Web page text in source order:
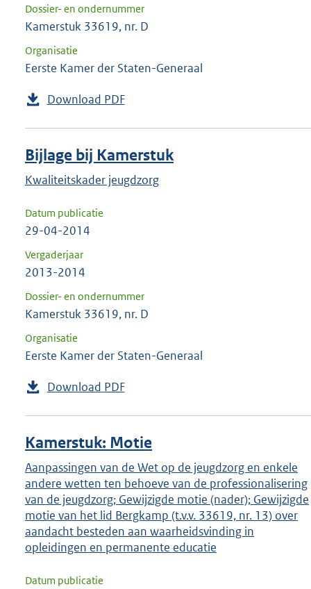
Dossier- en ondernummer
Kamerstuk 33619, nr. D
Organisatie
Eerste Kamer der Staten-Generaal
Download PDF
Bijlage bij Kamerstuk
Kwaliteitskader jeugdzorg
Datum publicatie
29-04-2014
Vergaderjaar
2013-2014
Dossier- en ondernummer
Kamerstuk 33619, nr. D
Organisatie
Eerste Kamer der Staten-Generaal
Download PDF
Kamerstuk: Motie
Aanpassingen van de Wet op de jeugdzorg en enkele
andere wetten ten behoeve van de professionalisering
van de jeugdzorg; Gewijzigde motie (nader); Gewijzigde
motie van het lid Bergkamp (t.v.v. 33619, nr. 13) over
aandacht besteden aan waarheidsvinding in
opleidingen en permanente educatie
Datum publicatie